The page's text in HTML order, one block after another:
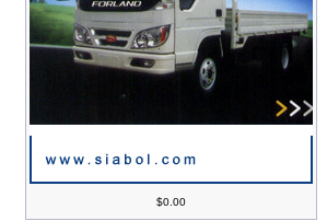
$0.00